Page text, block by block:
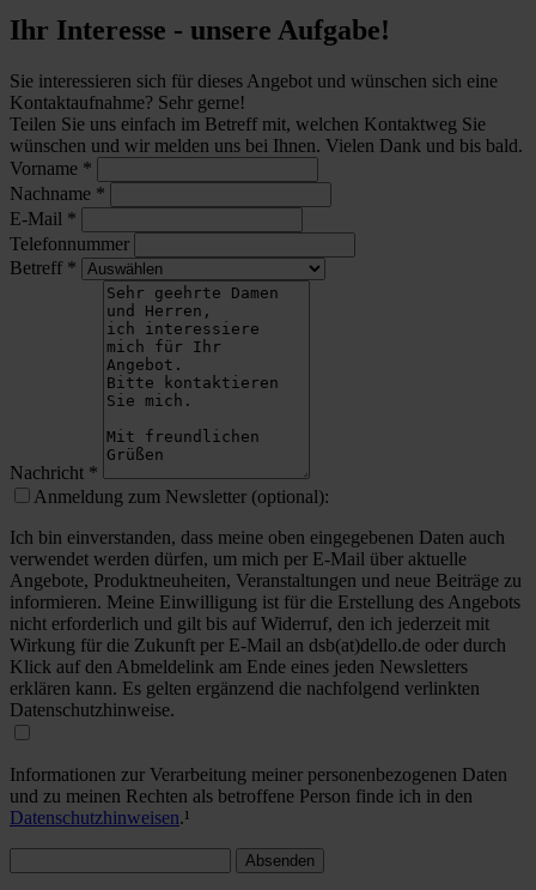
Ihr Interesse - unsere Aufgabe!
Sie interessieren sich für dieses Angebot und wünschen sich eine
Kontaktaufnahme? Sehr gerne!
Teilen Sie uns einfach im Betreff mit, welchen Kontaktweg Sie
wünschen und wir melden uns bei Ihnen. Vielen Dank und bis bald.
Vorname *
Nachname *
E-Mail *
Telefonnummer
Betreff *
Nachricht *
Anmeldung zum Newsletter (optional):
Ich bin einverstanden, dass meine oben eingegebenen Daten auch
verwendet werden dürfen, um mich per E-Mail über aktuelle
Angebote, Produktneuheiten, Veranstaltungen und neue Beiträge zu
informieren. Meine Einwilligung ist für die Erstellung des Angebots
nicht erforderlich und gilt bis auf Widerruf, den ich jederzeit mit
Wirkung für die Zukunft per E-Mail an dsb(at)dello.de oder durch
Klick auf den Abmeldelink am Ende eines jeden Newsletters
erklären kann. Es gelten ergänzend die nachfolgend verlinkten
Datenschutzhinweise.
Informationen zur Verarbeitung meiner personenbezogenen Daten
und zu meinen Rechten als betroffene Person finde ich in den
Datenschutzhinweisen.¹
Absenden